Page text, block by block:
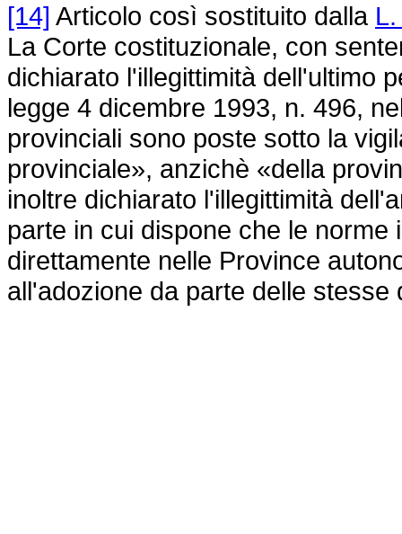
[14] Articolo così sostituito dalla
La Corte costituzionale, con
dichiarato l'illegittimità dell'ultimo
legge 4 dicembre 1993, n. 496,
provinciali sono poste sotto la
provinciale», anzichè «della
inoltre dichiarato l'illegittimità
parte in cui dispone che le
direttamente nelle Province
all'adozione da parte delle stesse